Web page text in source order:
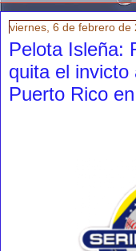
viernes, 6 de febrero de
Pelota Isleña:
quita el
Puerto Rico